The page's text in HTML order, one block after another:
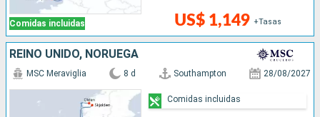
Comidas incluidas US$ 1,149 +Tasas
REINO UNIDO, NORUEGA
MSC Meraviglia 8 d Southampton 28/08/2027
Comidas incluidas